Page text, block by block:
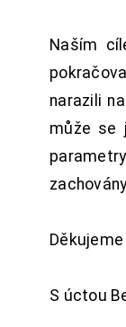
Naším
narazili
může se
S úctou